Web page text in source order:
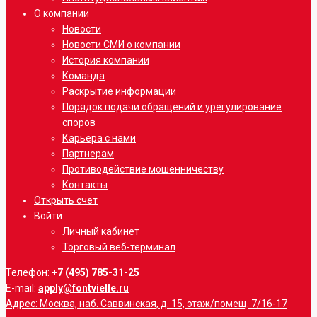
О компании
Новости
Новости СМИ о компании
История компании
Команда
Раскрытие информации
Порядок подачи обращений и урегулирование
споров
Карьера с нами
Партнерам
Противодействие мошенничеству
Контакты
Открыть счет
Войти
Личный кабинет
Торговый веб-терминал
Телефон: +7 (495) 785-31-25
E-mail: apply@fontvielle.ru
Адрес: Москва, наб. Саввинская, д. 15, этаж/помещ. 7/16-17